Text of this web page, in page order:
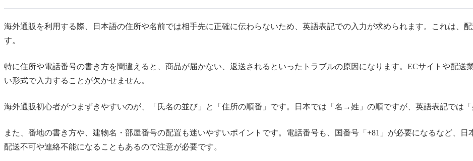
海外通販を利用する際、日本語の住所や名前では相手先に正確に伝わらないため、英語表記での入力が求められます。これは、
す。
特に住所や電話番号の書き方を間違えると、商品が届かない、返送されるといったトラブルの原因になります。ECサイトや配送
い形式で入力することが欠かせません。
海外通販初心者がつまずきやすいのが、「氏名の並び」と「住所の順番」です。日本では「名→姓」の順ですが、英語表記では
また、番地の書き方や、建物名・部屋番号の配置も迷いやすいポイントです。電話番号も、国番号「+81」が必要になるなど、日
配送不可や連絡不能になることもあるので注意が必要です。